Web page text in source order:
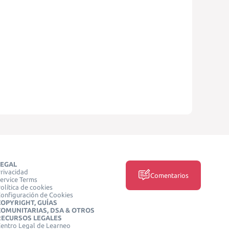
Terms
de cookies
de Cookies
GUÍAS
DSA & OTROS
LEGALES
Legal de Learneo
Comentarios